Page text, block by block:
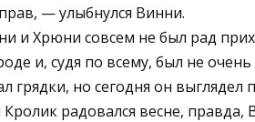
— улыбнулся Винни.
и Хрюни совсем не был рад
и, судя по всему, был не
грядки, но сегодня он
радовался весне,